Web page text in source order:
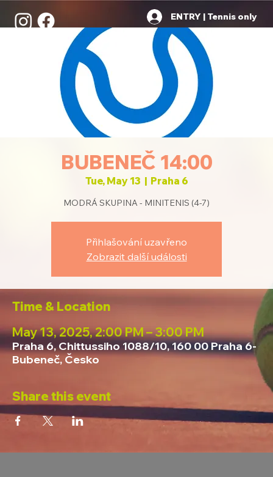
ENTRY | Tennis only
BUBENEČ 14:00
Tue, May 13
  |
Praha 6
MODRÁ SKUPINA - MINITENIS (4-7)
Přihlašování uzavřeno
Zobrazit další události
Time & Location
May 13, 2025, 2:00 PM – 3:00 PM
Praha 6, Chittussiho 1088/10, 160 00 Praha 6-
Bubeneč, Česko
Share this event